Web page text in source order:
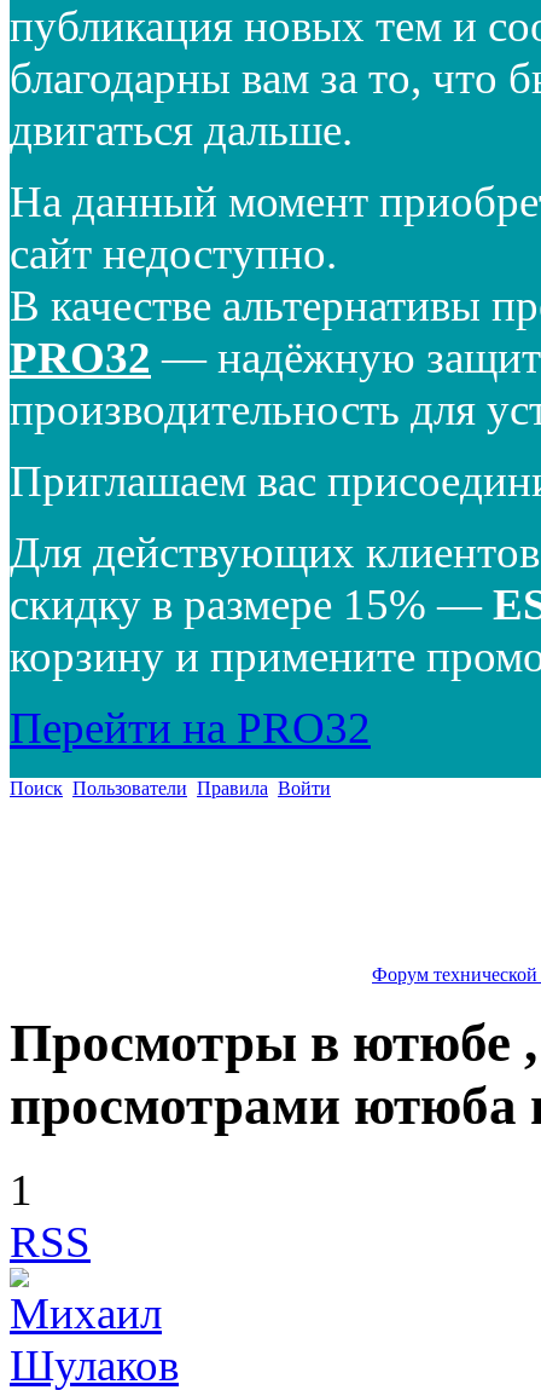
публикация новых тем и
благодарны вам за то, что
двигаться дальше.
На данный момент
сайт недоступно.
В качестве альтернативы
PRO32 — надёжную
производительность для
Приглашаем вас
Для действующих
скидку в размере 15% —
корзину и примените
Перейти на PRO32
Поиск Пользователи Правила Войти
Форум
Просмотры в ютюбе
просмотрами ютюба
1
RSS